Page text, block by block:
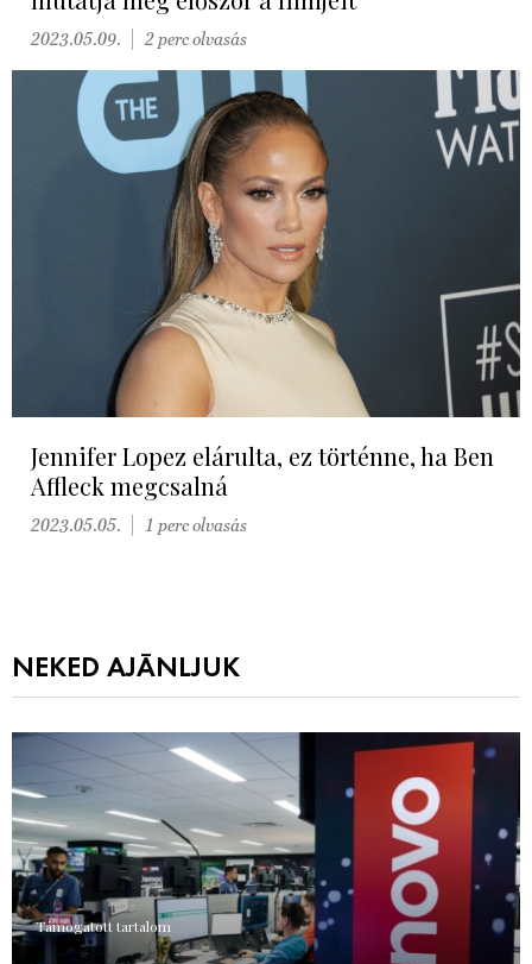
2023.05.09. 2 perc olvasás
Jennifer Lopez elárulta, ez történne, ha Ben
Affleck megcsalná
2023.05.05. 1 perc olvasás
NEKED AJÁNLJUK
Támogatott tartalom